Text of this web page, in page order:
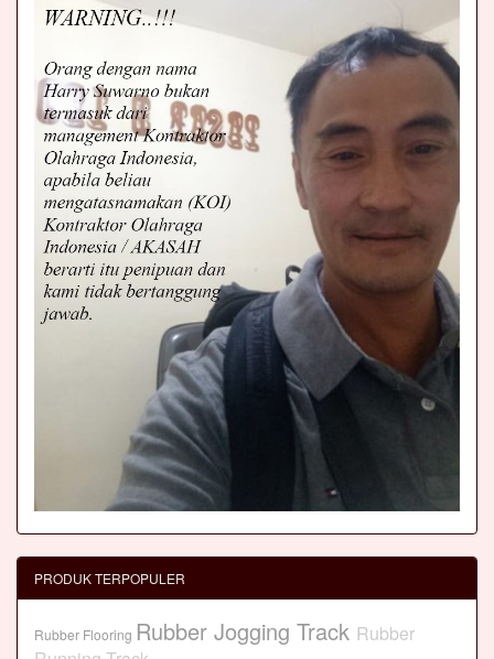
PRODUK TERPOPULER
Rubber Flooring Rubber Jogging Track Rubber